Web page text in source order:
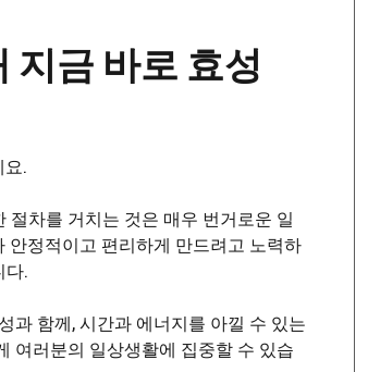
지금 바로 효성
요.
차를 거치는 것은 매우 번거로운 일
안정적이고 편리하게 만드려고 노력하
다.
과 함께, 시간과 에너지를 아낄 수 있는
여러분의 일상생활에 집중할 수 있습